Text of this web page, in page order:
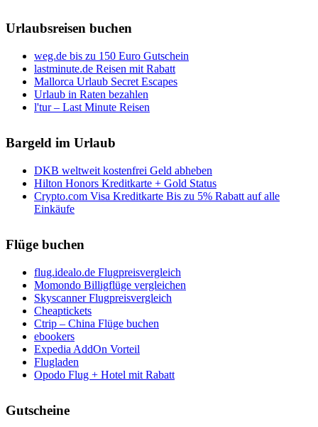
Urlaubsreisen buchen
weg.de bis zu 150 Euro Gutschein
lastminute.de Reisen mit Rabatt
Mallorca Urlaub Secret Escapes
Urlaub in Raten bezahlen
l'tur – Last Minute Reisen
Bargeld im Urlaub
DKB weltweit kostenfrei Geld abheben
Hilton Honors Kreditkarte + Gold Status
Crypto.com Visa Kreditkarte Bis zu 5% Rabatt auf alle
Einkäufe
Flüge buchen
flug.idealo.de Flugpreisvergleich
Momondo Billigflüge vergleichen
Skyscanner Flugpreisvergleich
Cheaptickets
Ctrip – China Flüge buchen
ebookers
Expedia AddOn Vorteil
Flugladen
Opodo Flug + Hotel mit Rabatt
Gutscheine